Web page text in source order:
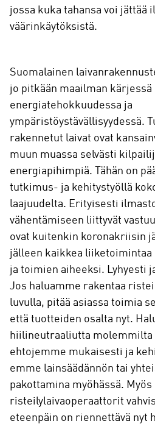
jossa kuka tahansa voi jättää
väärinkäytöksistä.
Suomalainen
jo pitkään maailman kärjessä
energiatehokkuudessa ja
ympäristöystävällisyydessä.
rakennetut laivat ovat
muun muassa selvästi
energiapihimpiä. Tähän on
tutkimus- ja kehitystyöllä
laajuudelta. Erityisesti
vähentämiseen liittyvät
ovat kuitenkin koronakriisin
jälleen kaikkea liiketoimintaa
ja toimien aiheeksi. Lyhyesti
Jos haluamme rakentaa
luvulla, pitää asiassa toimia
että tuotteiden osalta nyt.
hiilineutraaliutta molemmilta
ehtojemme mukaisesti ja
emme lainsäädännön tai
pakottamina myöhässä. Myös
risteilylaivaoperaattorit
eteenpäin on riennettävä nyt